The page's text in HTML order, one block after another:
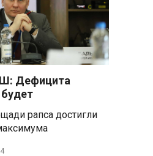
Дефицита
рапса достигли